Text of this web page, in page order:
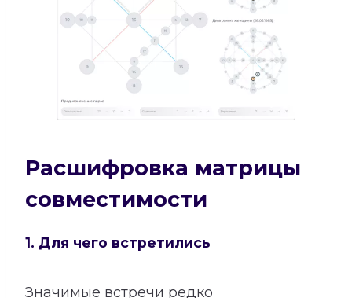
Расшифровка матрицы
совместимости
1. Для чего встретились
Значимые встречи редко